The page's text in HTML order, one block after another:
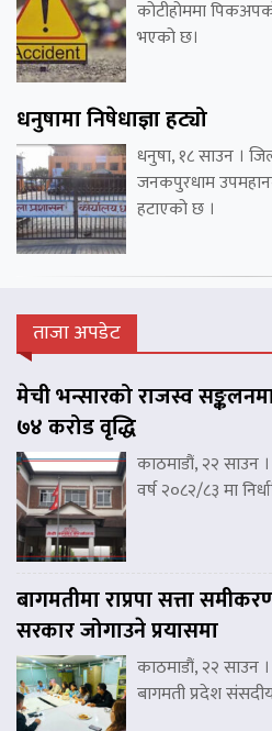
कोटीहोममा
भएको छ।
धनुषामा निषेधाज्ञा हट्यो
धनुषा, १८ साउन ।
जनकपुरधाम
हटाएको छ ।
ताजा अपडेट
मेची भन्सारको राजस्व
७४ करोड वृद्धि
काठमाडौं, २२ साउन
वर्ष २०८२/८३ मा
बागमतीमा राप्रपा सत्ता
सरकार जोगाउने प्रयासमा
काठमाडौं, २२ साउन ।
बागमती प्रदेश